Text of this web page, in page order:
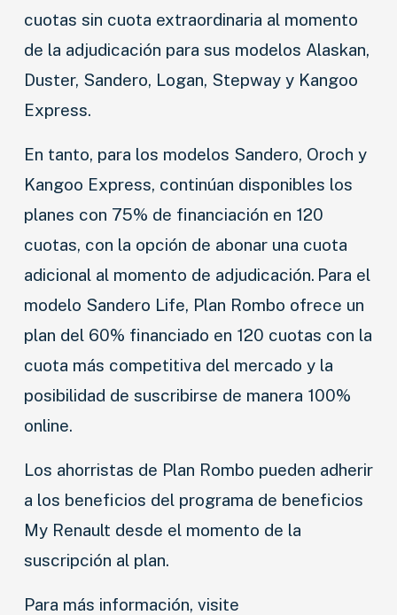
cuotas sin cuota extraordinaria al momento
de la adjudicación para sus modelos Alaskan,
Duster, Sandero, Logan, Stepway y Kangoo
Express.
En tanto, para los modelos Sandero, Oroch y
Kangoo Express, continúan disponibles los
planes con 75% de financiación en 120
cuotas, con la opción de abonar una cuota
adicional al momento de adjudicación. Para el
modelo Sandero Life, Plan Rombo ofrece un
plan del 60% financiado en 120 cuotas con la
cuota más competitiva del mercado y la
posibilidad de suscribirse de manera 100%
online.
Los ahorristas de Plan Rombo pueden adherir
a los beneficios del programa de beneficios
My Renault desde el momento de la
suscripción al plan.
Para más información, visite